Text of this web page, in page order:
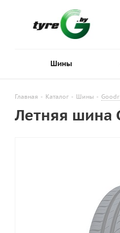
Шины
Главная - Каталог - Шины -
Летняя шина